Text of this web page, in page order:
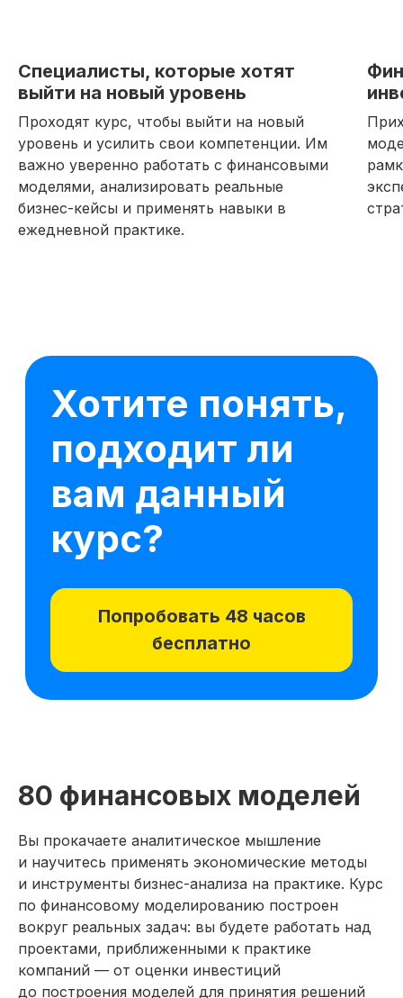
Специалисты, которые хотят
выйти на новый уровень
Проходят курс, чтобы выйти на новый
уровень и усилить свои компетенции. Им
важно уверенно работать с финансовыми
моделями, анализировать реальные
бизнес-кейсы и применять навыки в
ежедневной практике.
80 финансовых моделей
Вы прокачаете аналитическое мышление
и научитесь применять экономические методы
и инструменты бизнес-анализа на практике. Курс
по финансовому моделированию построен
вокруг реальных задач: вы будете работать над
проектами, приближенными к практике
компаний — от оценки инвестиций
до построения моделей для принятия решений
8 модулей за 6 месяцев 92 практических задания